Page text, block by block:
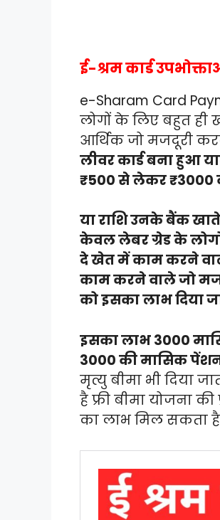
ई-श्रम कार्ड
e-Sharam Card
लोगों के लिए बहुत ही
आर्थिक जो मजदूरी
लीवर कार्ड बना हुआ
₹500 से लेकर ₹3000
या राशि उनके बैंक
केवल लेबर ग्रेड के
दे खेत में काम करने
काम करने वाले जो
को इसका लाभ दिया
इसका लाभ 3000
3000 की मासिक
मृत्यु बीमा भी दिया
है फ्री बीमा योजना
का लाभ मिल सकता